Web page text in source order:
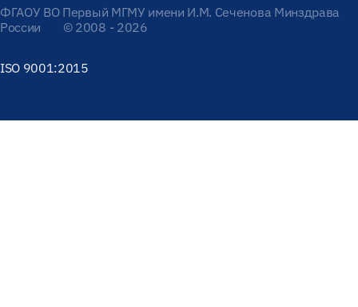
ФГАОУ ВО Первый МГМУ имени И.М. Сеченова Минздрава
России
© 2008 - 2026
ISO 9001:2015